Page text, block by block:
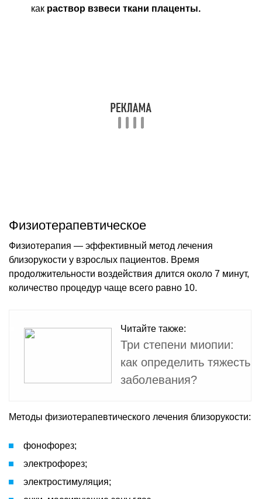
как раствор взвеси ткани плаценты.
Физиотерапевтическое
Физиотерапия — эффективный метод лечения
близорукости у взрослых пациентов. Время
продолжительности воздействия длится около 7 минут,
количество процедур чаще всего равно 10.
Читайте также:
Три степени миопии:
как определить тяжесть
заболевания?
Методы физиотерапевтического лечения близорукости:
фонофорез;
электрофорез;
электростимуляция;